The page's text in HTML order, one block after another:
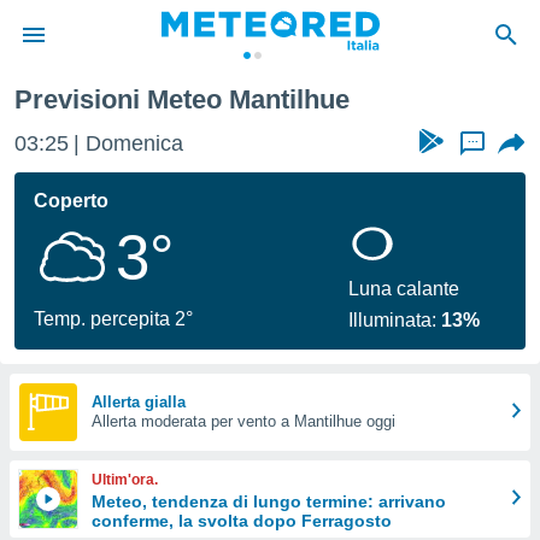
di
per
le
di
Web
le
Previsioni Meteo Mantilhue
03:25 Domenica ...
Coperto
3°
Temp. percepita 2°
Luna calante
Illuminata: 13%
Allerta gialla
Allerta moderata per vento a Mantilhue oggi
Ultim'ora.
Meteo, tendenza di lungo termine: arrivano
conferme, la svolta dopo Ferragosto